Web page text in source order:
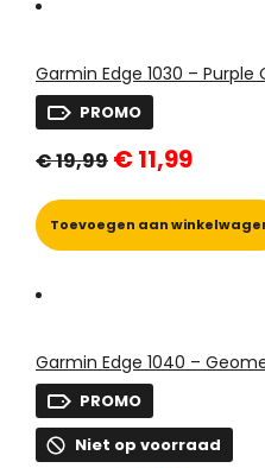
Garmin Edge 1030 – Purple
PROMO
€19,99 prijs
€ 19,99.
€11,99prijs
€ 11,99.
Toevoegen aan
Garmin Edge 1040 –
PROMO
Niet op voorraad